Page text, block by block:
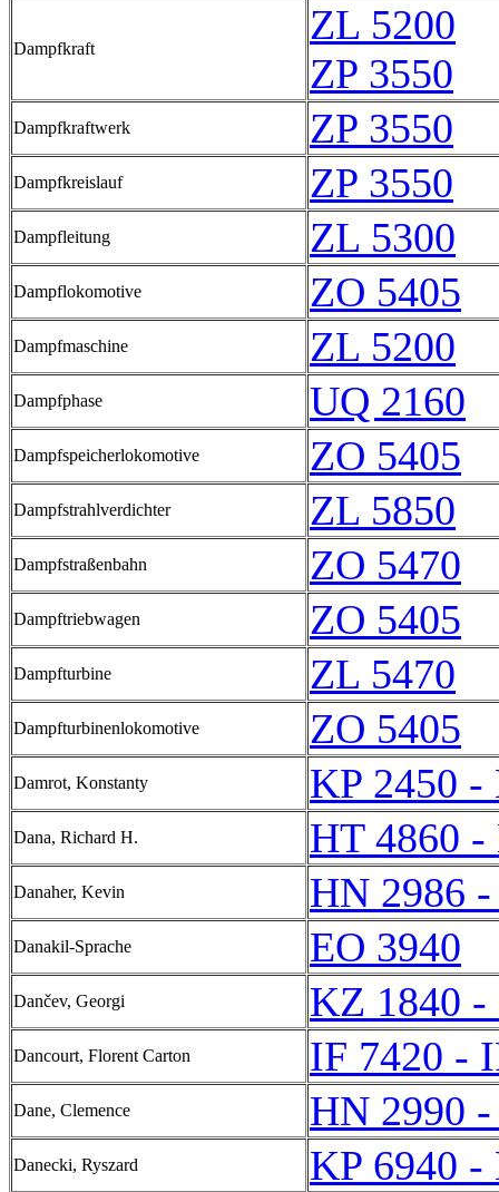
Dampfkraft
ZL 5200
ZP 3550
Dampfkraftwerk ZP 3550
Dampfkreislauf ZP 3550
Dampfleitung ZL 5300
Dampflokomotive ZO 5405
Dampfmaschine ZL 5200
Dampfphase UQ 2160
Dampfspeicherlokomotive ZO 5405
Dampfstrahlverdichter ZL 5850
Dampfstraßenbahn ZO 5470
Dampftriebwagen ZO 5405
Dampfturbine ZL 5470
Dampfturbinenlokomotive ZO 5405
Damrot, Konstanty KP 2450 -
Dana, Richard H. HT 4860 -
Danaher, Kevin HN 2986
Danakil-Sprache EO 3940
Dančev, Georgi KZ 1840
Dancourt, Florent Carton IF 7420 -
Dane, Clemence HN 2990
Danecki, Ryszard KP 6940 -